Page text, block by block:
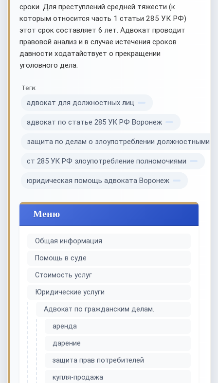
сроки. Для преступлений средней тяжести (к
которым относится часть 1 статьи 285 УК РФ)
этот срок составляет 6 лет. Адвокат проводит
правовой анализ и в случае истечения сроков
давности ходатайствует о прекращении
уголовного дела.
Теги:
адвокат для должностных лиц
адвокат по статье 285 УК РФ Воронеж
защита по делам о злоупотреблении должностными
ст 285 УК РФ злоупотребление полномочиями
юридическая помощь адвоката Воронеж
Меню
Общая информация
Помощь в суде
Стоимость услуг
Юридические услуги
Адвокат по гражданским делам.
аренда
дарение
защита прав потребителей
купля-продажа